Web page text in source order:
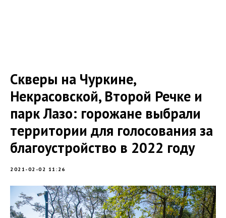
Скверы на Чуркине,
Некрасовской, Второй Речке и
парк Лазо: горожане выбрали
территории для голосования за
благоустройство в 2022 году
2021-02-02 11:26